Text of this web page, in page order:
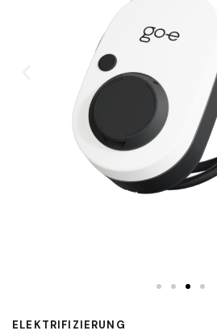
ELEKTRIFIZIERUNG